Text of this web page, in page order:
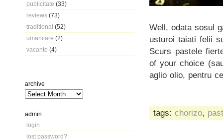
publicitate (33)
reviews (73)
traditional (52)
umanitare (2)
vacante (4)
archive
admin
login
lost password?
Well, odata sosul
usturoi taiati felii
Scurs pastele
of your choice
aglio olio, pentru
tags: chorizo,